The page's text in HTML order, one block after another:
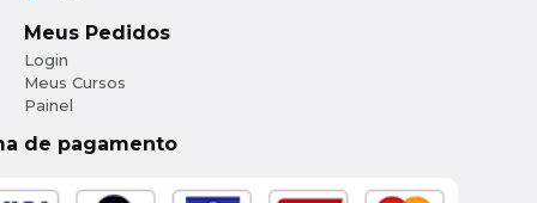
Meus Pedidos
Login
Meus Cursos
Painel
de pagamento